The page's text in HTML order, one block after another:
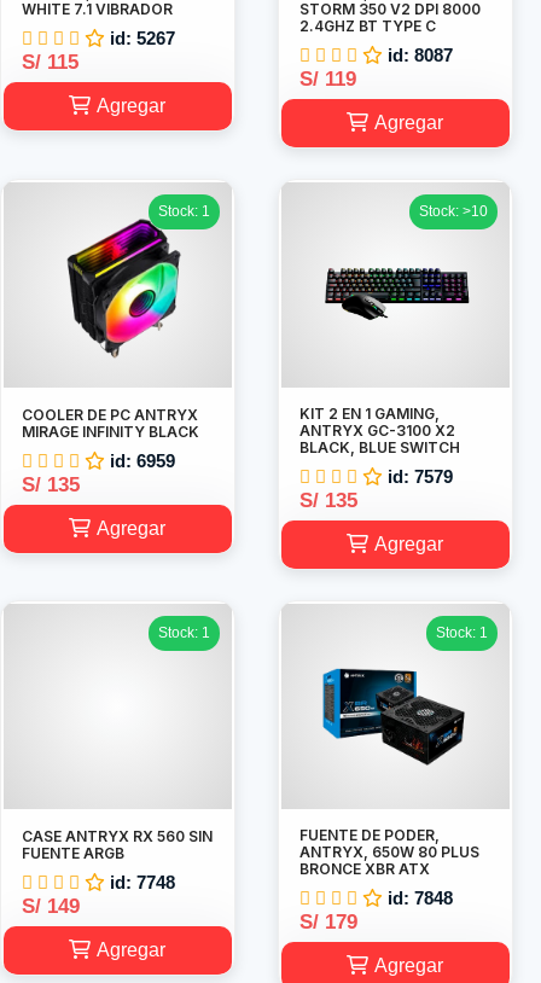
WHITE 7.1 VIBRADOR
id: 5267
S/ 115
Agregar
STORM 350 V2 DPI 8000
2.4GHZ BT TYPE C
id: 8087
S/ 119
Agregar
Stock: 1
COOLER DE PC ANTRYX
MIRAGE INFINITY BLACK
id: 6959
S/ 135
Agregar
Stock: >10
KIT 2 EN 1 GAMING,
ANTRYX GC-3100 X2
BLACK, BLUE SWITCH
id: 7579
S/ 135
Agregar
Stock: 1
CASE ANTRYX RX 560 SIN
FUENTE ARGB
id: 7748
S/ 149
Agregar
Stock: 1
FUENTE DE PODER,
ANTRYX, 650W 80 PLUS
BRONCE XBR ATX
id: 7848
S/ 179
Agregar